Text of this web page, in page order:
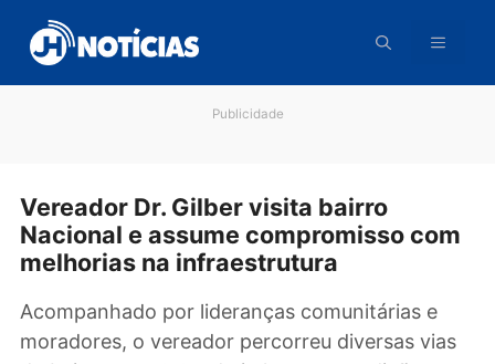
para
conteúdo
Vereador Dr. Gilber visita bairro
Nacional e assume compromisso
Acompanhado por lideranças comunitárias e